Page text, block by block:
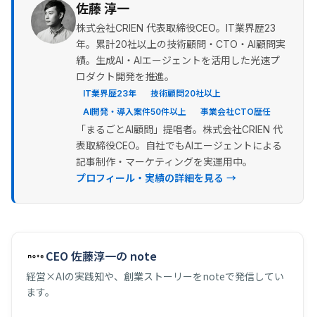
佐藤 淳一
株式会社CRIEN 代表取締役CEO。IT業界歴23
年。累計20社以上の技術顧問・CTO・AI顧問実
績。生成AI・AIエージェントを活用した光速プ
ロダクト開発を推進。
IT業界歴23年
技術顧問20社以上
AI開発・導入案件50件以上
事業会社CTO歴任
「まるごとAI顧問」提唱者。株式会社CRIEN 代
表取締役CEO。自社でもAIエージェントによる
記事制作・マーケティングを実運用中。
プロフィール・実績の詳細を見る →
CEO 佐藤淳一の note
経営×AIの実践知や、創業ストーリーをnoteで発信してい
ます。